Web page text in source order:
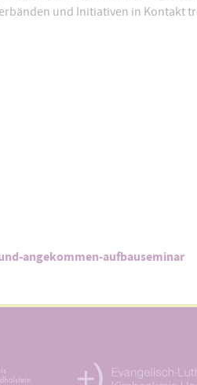
und Initiativen in Kontakt
angekommen-aufbauseminar